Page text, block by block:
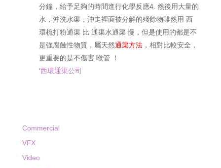
分鐘，給予足夠的時間進行化學反應4. 然後用大量的
水，沖洗水渠，沖走裡面被分解的殘餘物雖然用 西
環梳打粉通渠 比 通渠水通渠 慢，但是使用的都是不
是強腐蝕性物質，屬天然通渠方法，相對比較安全，
更重要的是不傷害 喉管 ！
‘西環通渠公司
Commercial
VFX
Video